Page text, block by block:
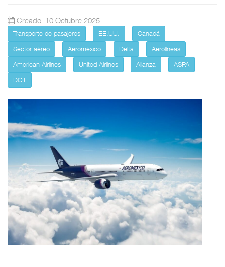
Creado: 10 Octubre 2025
Transporte de pasajeros EE.UU.
Canadá
Sector aéreo
Aeroméxico Delta
Aerolíneas
American Airlines
United Airlines Alianza
ASPA
DOT